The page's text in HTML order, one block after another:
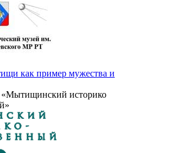
как пример мужества и
«Мытищинский историко